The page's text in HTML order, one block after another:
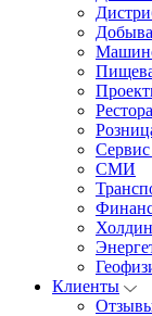
СМИ
Клиенты